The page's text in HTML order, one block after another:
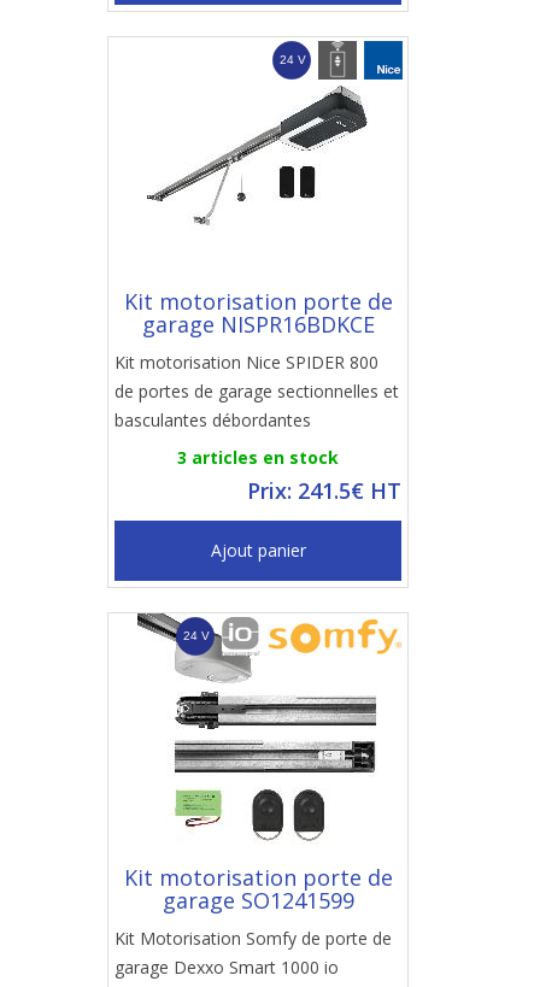
Kit motorisation porte de
garage NISPR16BDKCE
Kit motorisation Nice SPIDER 800
de portes de garage sectionnelles et
basculantes débordantes
3 articles en stock
Prix: 241.5€ HT
Ajout panier
Kit motorisation porte de
garage SO1241599
Kit Motorisation Somfy de porte de
garage Dexxo Smart 1000 io